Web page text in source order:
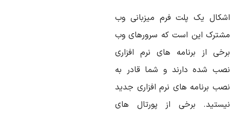
یک پلت فرم میزبانی وب
این است که سرورهای وب
از برنامه های نرم افزاری
شده دارند و شما قادر به
برنامه های نرم افزاری جدید
برخی از پورتال های